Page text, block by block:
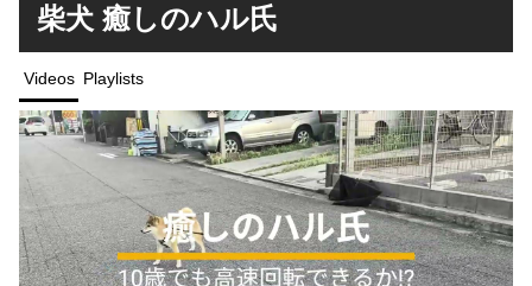
柴犬 癒しのハル氏
Videos Playlists